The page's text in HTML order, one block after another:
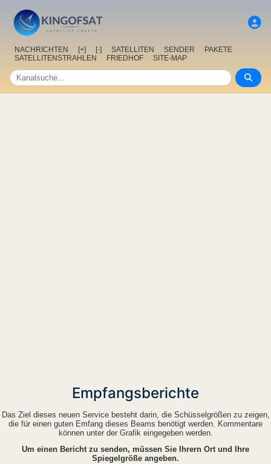
NACHRICHTEN [+] [-] SATELLITEN SENDER
PAKETE
SATELLITENSTRAHLEN
FRIEDHOF SITE-MAP
Empfangsberichte
Das Ziel dieses neuen Service besteht darin, die Schüsselgrößen zu zeigen,
die für einen guten Emfang dieses Beams benötigt werden. Kommentare
können unter der Grafik eingegeben werden.
Um einen Bericht zu senden, müssen Sie Ihrern Ort und Ihre
Spiegelgröße angeben.